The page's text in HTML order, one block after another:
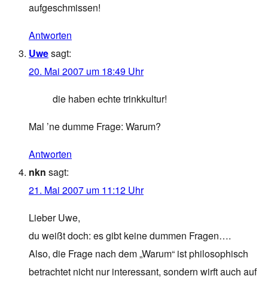
aufgeschmissen!
Antworten
Uwesagt:
20. Mai 2007 um 18:49 Uhr
die haben echte trinkkultur!
Mal ’ne dumme Frage: Warum?
Antworten
nkn sagt:
21. Mai 2007 um 11:12 Uhr
Lieber Uwe,
du weißt doch: es gibt keine dummen Fragen….
Also, die Frage nach dem „Warum“ ist philosophisch
betrachtet nicht nur interessant, sondern wirft auch auf